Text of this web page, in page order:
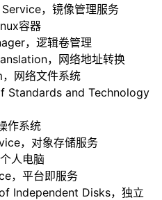
，镜像管理服务
容器
，逻辑卷管理
，网络地址转换
网络文件系统
and Technology
作系统
，对象存储服务
人电脑
，平台即服务
Independent Disks，独立